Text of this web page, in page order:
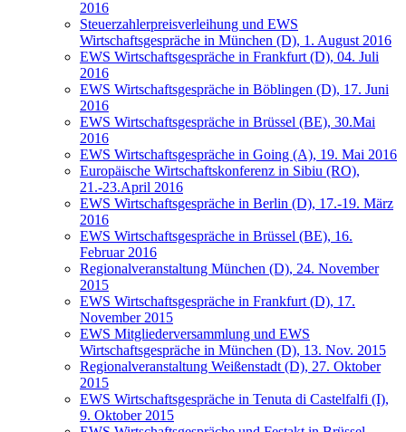
2016
Steuerzahlerpreisverleihung und EWS
Wirtschaftsgespräche in München (D), 1. August 2016
EWS Wirtschaftsgespräche in Frankfurt (D), 04. Juli
2016
EWS Wirtschaftsgespräche in Böblingen (D), 17. Juni
2016
EWS Wirtschaftsgespräche in Brüssel (BE), 30.Mai
2016
EWS Wirtschaftsgespräche in Going (A), 19. Mai 2016
Europäische Wirtschaftskonferenz in Sibiu (RO),
21.-23.April 2016
EWS Wirtschaftsgespräche in Berlin (D), 17.-19. März
2016
EWS Wirtschaftsgespräche in Brüssel (BE), 16.
Februar 2016
Regionalveranstaltung München (D), 24. November
2015
EWS Wirtschaftsgespräche in Frankfurt (D), 17.
November 2015
EWS Mitgliederversammlung und EWS
Wirtschaftsgespräche in München (D), 13. Nov. 2015
Regionalveranstaltung Weißenstadt (D), 27. Oktober
2015
EWS Wirtschaftsgespräche in Tenuta di Castelfalfi (I),
9. Oktober 2015